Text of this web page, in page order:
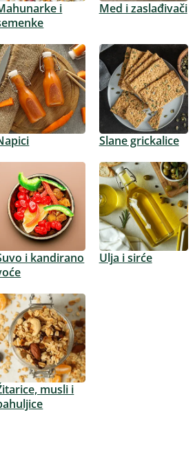
i
Med i zaslađivači
Slane grickalice
i kandirano
Ulja i sirće
musli i